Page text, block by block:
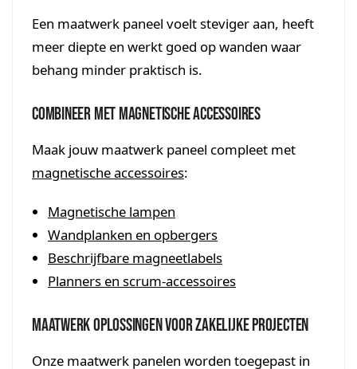
Een maatwerk paneel voelt steviger aan, heeft
meer diepte en werkt goed op wanden waar
behang minder praktisch is.
Combineer met magnetische accessoires
Maak jouw maatwerk paneel compleet met
magnetische accessoires:
Magnetische lampen
Wandplanken en opbergers
Beschrijfbare magneetlabels
Planners en scrum-accessoires
Maatwerk oplossingen voor zakelijke projecten
Onze maatwerk panelen worden toegepast in